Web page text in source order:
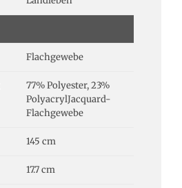
Flachgewebe
77% Polyester, 23%
PolyacrylJacquard-
Flachgewebe
145 cm
17.7 cm